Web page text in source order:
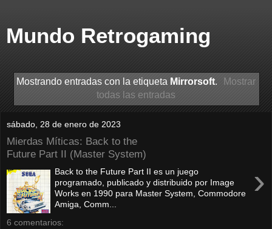
Mundo Retrogaming
Mostrando entradas con la etiqueta Mirrorsoft.
Mostrar
todas las entradas
sábado, 28 de enero de 2023
Mierdas Míticas: Back to the
Future Part II (Master System)
›
Back to the Future Part II es un juego
programado, publicado y distribuido por Image
Works en 1990 para Master System, Commodore
Amiga, Comm...
6 comentarios: